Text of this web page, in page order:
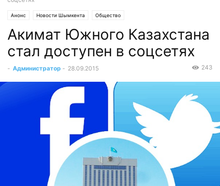
Анонс Новости Шымкента Общество
Акимат Южного Казахстана
стал доступен в соцсетях
- Администратор - 28.09.2015 243